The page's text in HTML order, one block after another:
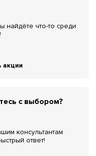
найдёте что-то среди
акции
с выбором?
консультантам
ответ!